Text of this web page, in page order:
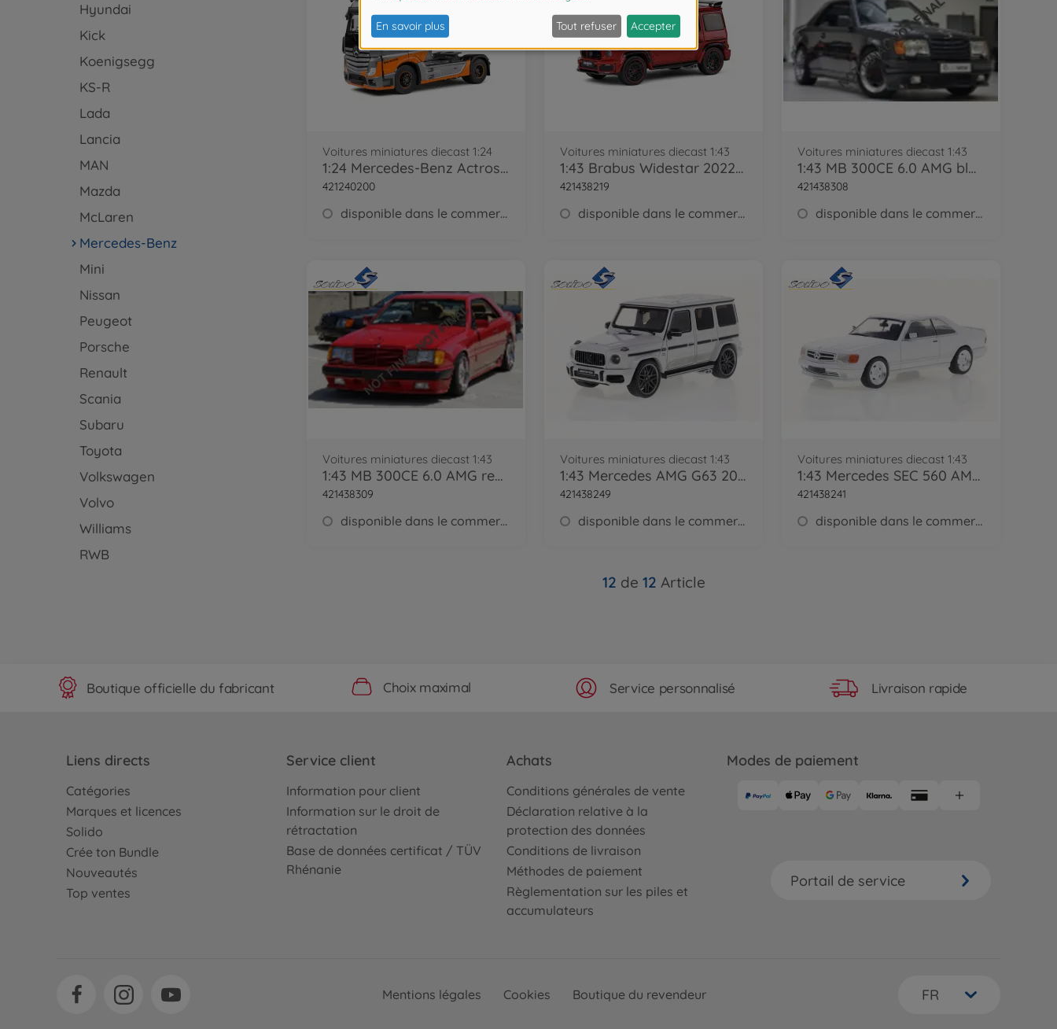
Hyundai
Kick
Koenigsegg
KS-R
Lada
Lancia
MAN
Mazda
McLaren
Mercedes-Benz
Mini
Nissan
Peugeot
Porsche
Renault
Scania
Subaru
Toyota
Volkswagen
Volvo
Williams
RWB
Voitures miniatures diecast 1:24
1:24 Mercedes-Benz Actros L silver
421240200
disponible dans le commerce
Voitures miniatures diecast 1:43
1:43 Brabus Widestar 2022 red
421438219
disponible dans le commerce
Voitures miniatures diecast 1:43
1:43 MB 300CE 6.0 AMG black 1988
421438308
disponible dans le commerce
Voitures miniatures diecast 1:43
1:43 MB 300CE 6.0 AMG red 1988
421438309
disponible dans le commerce
Voitures miniatures diecast 1:43
1:43 Mercedes AMG G63 2022 white
421438249
disponible dans le commerce
Voitures miniatures diecast 1:43
1:43 Mercedes SEC 560 AMG Widebody white
421438241
disponible dans le commerce
12 de 12 Article
Boutique officielle du fabricant Choix maximal Service personnalisé Livraison rapide
Liens directs
Catégories
Marques et licences
Solido
Crée ton Bundle
Nouveautés
Top ventes
Service client
Information pour client
Information sur le droit de
rétractation
Base de données certificat / TÜV
Rhénanie
Achats
Conditions générales de vente
Déclaration relative à la
protection des données
Conditions de livraison
Méthodes de paiement
Règlementation sur les piles et
accumulateurs
Modes de paiement
Portail de service
Mentions légales Cookies Boutique du revendeur FR